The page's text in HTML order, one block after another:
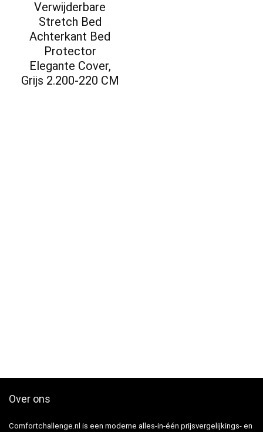
Verwijderbare
Stretch Bed
Achterkant Bed
Protector
Elegante Cover,
Grijs 2.200-220 CM
Over ons
Comfortchallenge.nl is een moderne alles-in-één prijsvergelijkings- en